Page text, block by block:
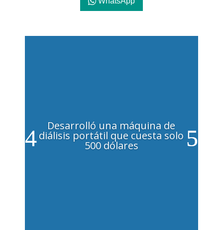
Desarrolló una máquina de
diálisis portátil que cuesta solo
500 dólares